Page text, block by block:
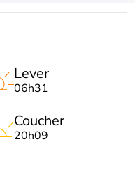
Lever
06h31
Coucher
20h09